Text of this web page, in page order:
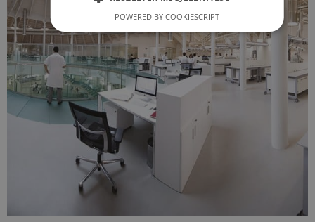
POWERED BY COOKIESCRIPT